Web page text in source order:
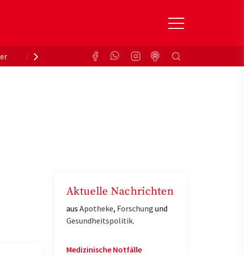
Zuzahlungsbefreiung KrankenkasseSuchen
Aktuelle Nachrichten
aus Apotheke, Forschung und
Gesundheitspolitik.
Medizinische Notfälle